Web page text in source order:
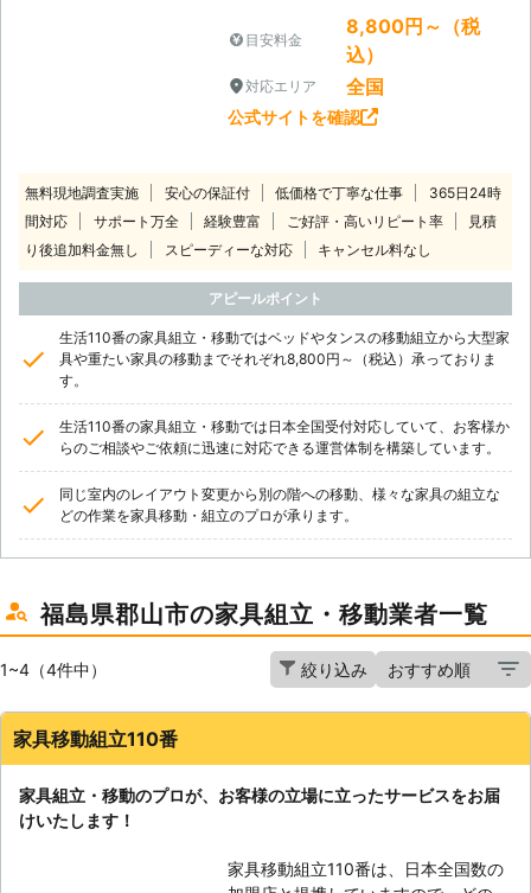
目安料金
8,800円～（税
込）
対応エリア 全国
公式サイトを確認
無料現地調査実施 安心の保証付 低価格で丁寧な仕事
365日24時
間対応
サポート万全 経験豊富 ご好評・高いリピート率
見積
り後追加料金無し
スピーディーな対応 キャンセル料なし
アピールポイント
生活110番の家具組立・移動ではベッドやタンスの移動組立から大型家
具や重たい家具の移動までそれぞれ8,800円～（税込）承っておりま
す。
生活110番の家具組立・移動では日本全国受付対応していて、お客様か
らのご相談やご依頼に迅速に対応できる運営体制を構築しています。
同じ室内のレイアウト変更から別の階への移動、様々な家具の組立な
どの作業を家具移動・組立のプロが承ります。
福島県郡山市の家具組立・移動業者一覧
1~4（4件中） 絞り込み
家具移動組立110番
家具組立・移動のプロが、お客様の立場に立ったサービスをお届
けいたします！
家具移動組立110番は、日本全国数の